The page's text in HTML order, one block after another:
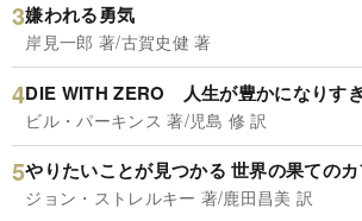
嫌われる勇気
岸見一郎 著/古賀史健 著
DIE WITH ZERO 人生が豊かになりす
ビル・パーキンス 著/児島 修 訳
やりたいことが見つかる 世界の果ての
ジョン・ストレルキー 著/鹿田昌美 訳